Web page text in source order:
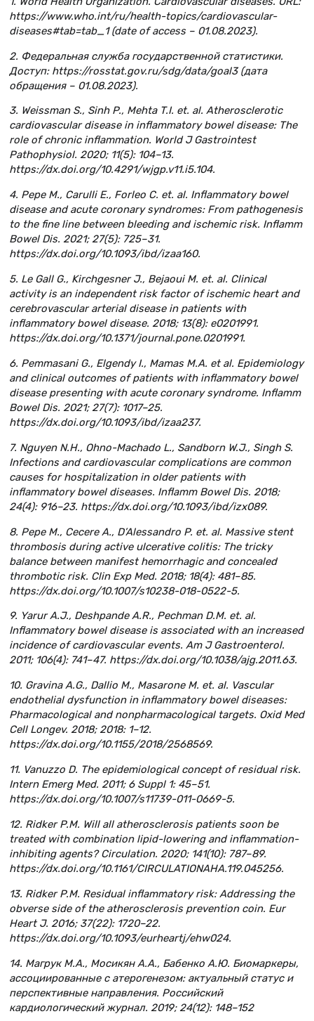
https://www.who.int/ru/health-topics/cardiovascular-
diseases#tab=tab_1 (date of access – 01.08.2023).
2. Федеральная служба государственной статистики.
Доступ: https://rosstat.gov.ru/sdg/data/goal3 (дата
обращения – 01.08.2023).
3. Weissman S., Sinh P., Mehta T.I. et. al. Atherosclerotic
cardiovascular disease in inflammatory bowel disease: The
role of chronic inflammation. World J Gastrointest
Pathophysiol. 2020; 11(5): 104–13.
https://dx.doi.org/10.4291/wjgp.v11.i5.104.
4. Pepe M., Carulli E., Forleo C. et. al. Inflammatory bowel
disease and acute coronary syndromes: From pathogenesis
to the fine line between bleeding and ischemic risk. Inflamm
Bowel Dis. 2021; 27(5): 725–31.
https://dx.doi.org/10.1093/ibd/izaa160.
5. Le Gall G., Kirchgesner J., Bejaoui M. et. al. Clinical
activity is an independent risk factor of ischemic heart and
cerebrovascular arterial disease in patients with
inflammatory bowel disease. 2018; 13(8): e0201991.
https://dx.doi.org/10.1371/journal.pone.0201991.
6. Pemmasani G., Elgendy I., Mamas M.A. et al. Epidemiology
and clinical outcomes of patients with inflammatory bowel
disease presenting with acute coronary syndrome. Inflamm
Bowel Dis. 2021; 27(7): 1017–25.
https://dx.doi.org/10.1093/ibd/izaa237.
7. Nguyen N.H., Ohno-Machado L., Sandborn W.J., Singh S.
Infections and cardiovascular complications are common
causes for hospitalization in older patients with
inflammatory bowel diseases. Inflamm Bowel Dis. 2018;
24(4): 916–23. https://dx.doi.org/10.1093/ibd/izx089.
8. Pepe M., Cecere A., D’Alessandro P. et. al. Massive stent
thrombosis during active ulcerative colitis: The tricky
balance between manifest hemorrhagic and concealed
thrombotic risk. Clin Exp Med. 2018; 18(4): 481–85.
https://dx.doi.org/10.1007/s10238-018-0522-5.
9. Yarur A.J., Deshpande A.R., Pechman D.M. et. al.
Inflammatory bowel disease is associated with an increased
incidence of cardiovascular events. Am J Gastroenterol.
2011; 106(4): 741–47. https://dx.doi.org/10.1038/ajg.2011.63.
10. Gravina A.G., Dallio M., Masarone M. et. al. Vascular
endothelial dysfunction in inflammatory bowel diseases:
Pharmacological and nonpharmacological targets. Oxid Med
Cell Longev. 2018; 2018: 1–12.
https://dx.doi.org/10.1155/2018/2568569.
11. Vanuzzo D. The epidemiological concept of residual risk.
Intern Emerg Med. 2011; 6 Suppl 1: 45–51.
https://dx.doi.org/10.1007/s11739-011-0669-5.
12. Ridker P.M. Will all atherosclerosis patients soon be
treated with combination lipid-lowering and inflammation-
inhibiting agents? Circulation. 2020; 141(10): 787–89.
https://dx.doi.org/10.1161/CIRCULATIONAHA.119.045256.
13. Ridker P.M. Residual inflammatory risk: Addressing the
obverse side of the atherosclerosis prevention coin. Eur
Heart J. 2016; 37(22): 1720–22.
https://dx.doi.org/10.1093/eurheartj/ehw024.
14. Магрук М.А., Мосикян А.А., Бабенко А.Ю. Биомаркеры,
ассоциированные с атерогенезом: актуальный статус и
перспективные направления. Российский
кардиологический журнал. 2019; 24(12): 148–152